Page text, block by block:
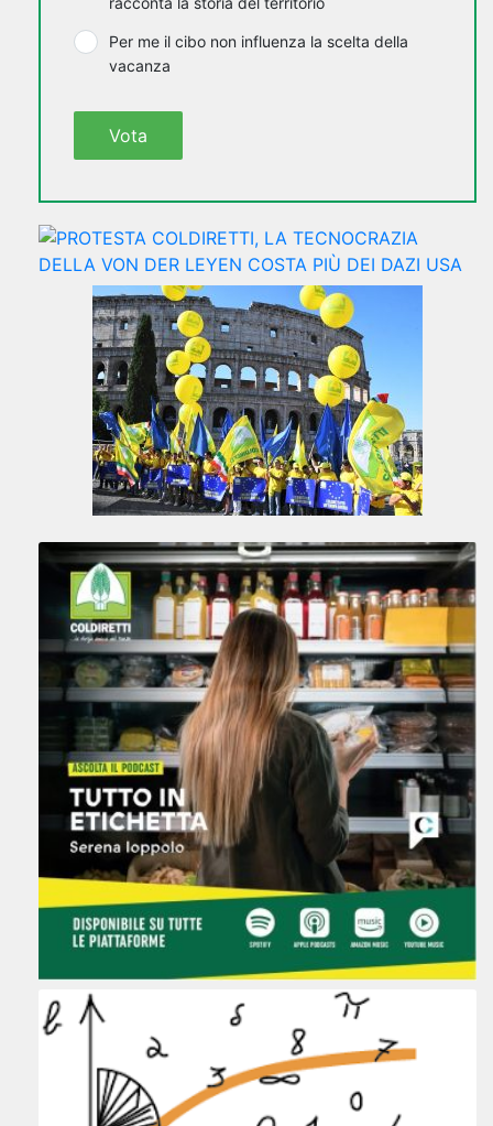
Per me il cibo non influenza la scelta della
vacanza
Vota